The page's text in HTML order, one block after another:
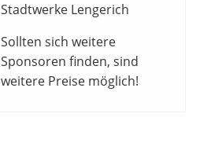
Stadtwerke Lengerich
Sollten sich weitere
Sponsoren finden, sind
weitere Preise möglich!